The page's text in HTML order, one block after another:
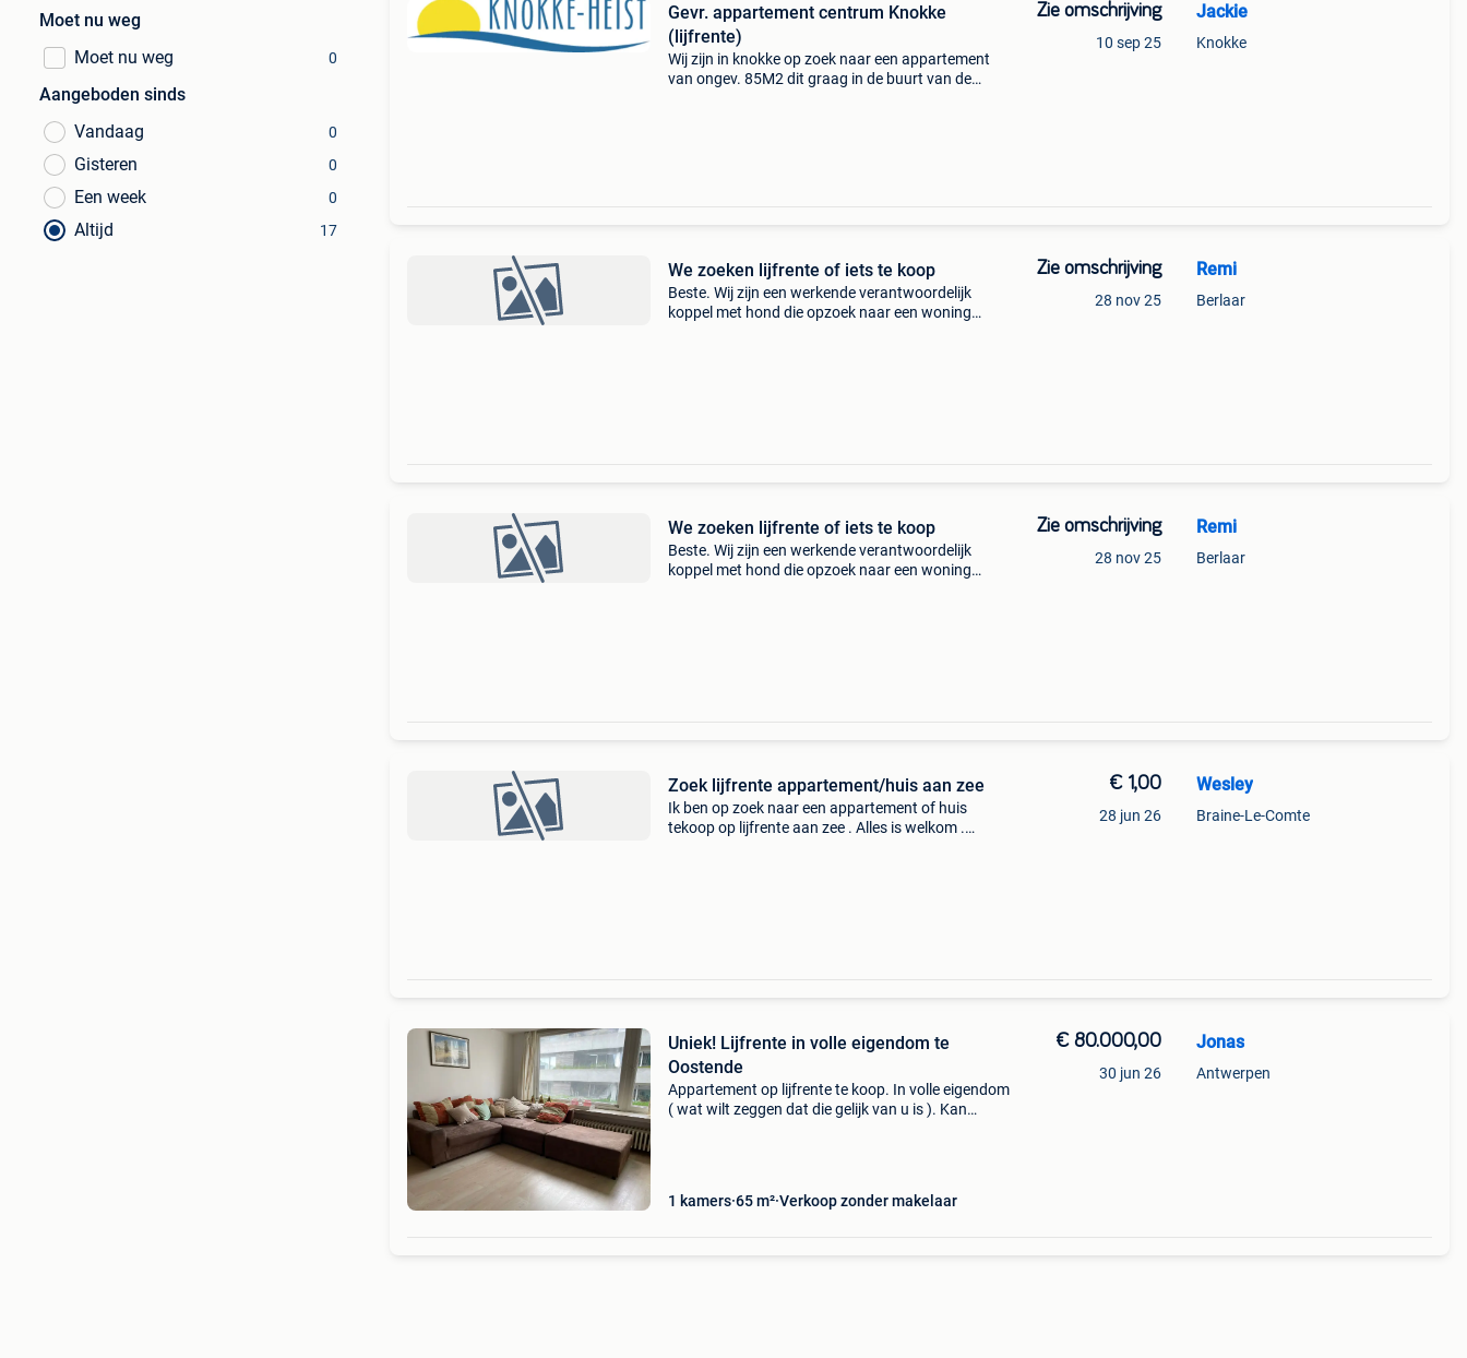
Moet nu weg
Moet nu weg
0
Aangeboden sinds
Vandaag
0
Gisteren 0
Een week 0
Altijd 17
Gevr. appartement centrum Knokke
(lijfrente)
Wij zijn in knokke op zoek naar een appartement
van ongev. 85M2 dit graag in de buurt van de
Zie omschrijving
10 sep 25
Jackie
Knokke
We zoeken lijfrente of iets te koop
Beste. Wij zijn een werkende verantwoordelijk
koppel met hond die opzoek naar een woning
Zie omschrijving
28 nov 25
Remi
Berlaar
We zoeken lijfrente of iets te koop
Beste. Wij zijn een werkende verantwoordelijk
koppel met hond die opzoek naar een woning
Zie omschrijving
28 nov 25
Remi
Berlaar
Zoek lijfrente appartement/huis aan zee
Ik ben op zoek naar een appartement of huis
tekoop op lijfrente aan zee . Alles is welkom .
€ 1,00
28 jun 26
Wesley
Braine-Le-Comte
Uniek! Lijfrente in volle eigendom te
Oostende
Appartement op lijfrente te koop. In volle eigendom
( wat wilt zeggen dat die gelijk van u is ). Kan
1 kamers 65 m² Verkoop zonder makelaar
€ 80.000,00
30 jun 26
Jonas
Antwerpen